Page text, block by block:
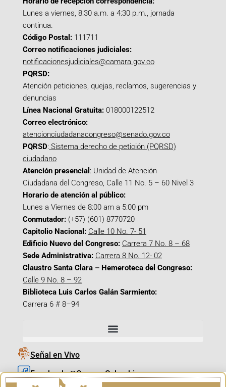
Lunes a viernes, 8:30 a.m. a 4:30 p.m., jornada
continua.
Código Postal: 111711
Correo notificaciones judiciales:
notificacionesjudiciales@camara.gov.co
PQRSD:
Atención peticiones, quejas, reclamos, sugerencias y
denuncias
Línea Nacional Gratuita: 018000122512
Correo electrónico:
atencionciudadanacongreso@senado.gov.co
PQRSD: Sistema derecho de petición (PQRSD)
ciudadano
Atención presencial : Unidad de Atención
Ciudadana del Congreso, Calle 11 No. 5 – 60 Nivel 3
Horario de atención al público:
Lunes a Viernes de 8:00 am a 5:00 pm
Conmutador: (+57) (601) 8770720
Capitolio Nacional: Calle 10 No. 7- 51
Edificio Nuevo del Congreso: Carrera 7 No. 8 – 68
Sede Administrativa: Carrera 8 No. 12- 02
Claustro Santa Clara – Hemeroteca del Congreso:
Calle 9 No. 8 – 92
Biblioteca Luis Carlos Galán Sarmiento:
Carrera 6 # 8–94
Señal en Vivo
Facebook_@CamaraColombia